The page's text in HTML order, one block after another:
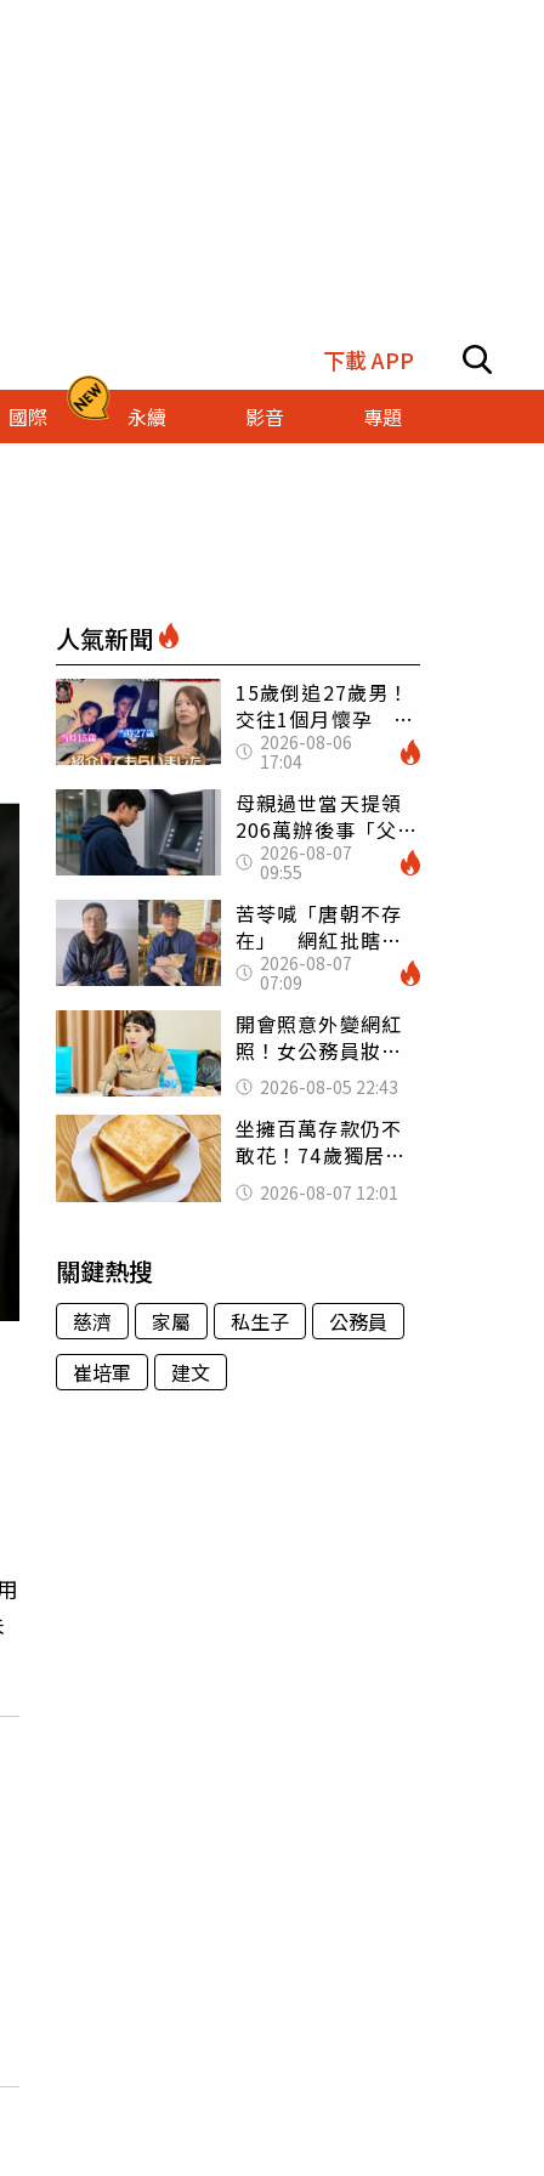
下載 APP
國際 永續 影音 專題
人氣新聞
15歲倒追27歲男！
交往1個月懷孕 36
歲當阿嬤故事曝光
2026-08-06
17:04
母親過世當天提領
206萬辦後事「父子
遭判刑」 律師：
搶錢先下手是罪
2026-08-07
09:55
苦苓喊「唐朝不存
在」 網紅批瞎編
歷史：李白、杜甫
用鮮卑文寫詩？
2026-08-07
07:09
開會照意外變網紅
照！女公務員妝容
掀2千則留言 本人
怒嗆：化妝有錯嗎
2026-08-05 22:43
坐擁百萬存款仍不
敢花！74歲獨居翁
「1餐只吃1片吐
司」 半年後暴瘦
2026-08-07 12:01
關鍵熱搜
慈濟 家屬 私生子
公務員
崔培軍
建文